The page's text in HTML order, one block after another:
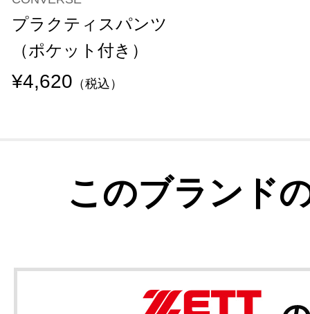
プラクティスパンツ
（ポケット付き）
¥4,620 （税込）
このブランド